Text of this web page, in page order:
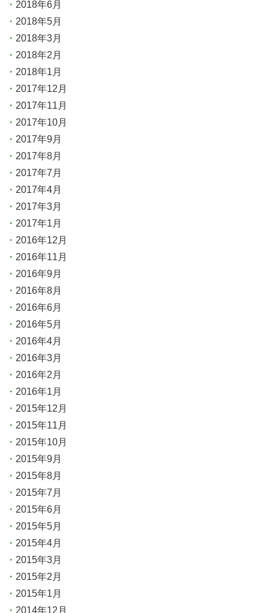
2018年6月
2018年5月
2018年3月
2018年2月
2018年1月
2017年12月
2017年11月
2017年10月
2017年9月
2017年8月
2017年7月
2017年4月
2017年3月
2017年1月
2016年12月
2016年11月
2016年9月
2016年8月
2016年6月
2016年5月
2016年4月
2016年3月
2016年2月
2016年1月
2015年12月
2015年11月
2015年10月
2015年9月
2015年8月
2015年7月
2015年6月
2015年5月
2015年4月
2015年3月
2015年2月
2015年1月
2014年12月